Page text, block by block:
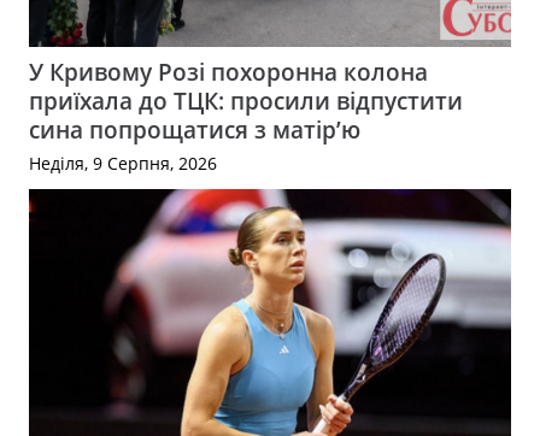
У Кривому Розі похоронна колона
приїхала до ТЦК: просили відпустити
сина попрощатися з матір’ю
Неділя, 9 Серпня, 2026